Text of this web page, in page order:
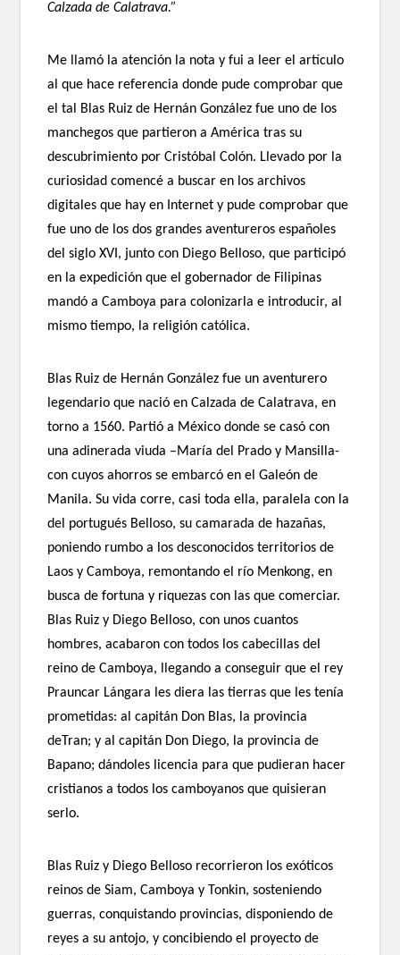
Calzada de Calatrava.”
Me llamó la atención la nota y fui a leer el artículo
al que hace referencia donde pude comprobar que
el tal Blas Ruiz de Hernán González fue uno de los
manchegos que partieron a América tras su
descubrimiento por Cristóbal Colón. Llevado por la
curiosidad comencé a buscar en los archivos
digitales que hay en Internet y pude comprobar que
fue uno de los dos grandes aventureros españoles
del siglo XVI, junto con Diego Belloso, que participó
en la expedición que el gobernador de Filipinas
mandó a Camboya para colonizarla e introducir, al
mismo tiempo, la religión católica.
Blas Ruiz de Hernán González fue un aventurero
legendario que nació en Calzada de Calatrava, en
torno a 1560. Partió a México donde se casó con
una adinerada viuda –María del Prado y Mansilla-
con cuyos ahorros se embarcó en el Galeón de
Manila. Su vida corre, casi toda ella, paralela con la
del portugués Belloso, su camarada de hazañas,
poniendo rumbo a los desconocidos territorios de
Laos y Camboya, remontando el río Menkong, en
busca de fortuna y riquezas con las que comerciar.
Blas Ruiz y Diego Belloso, con unos cuantos
hombres, acabaron con todos los cabecillas del
reino de Camboya, llegando a conseguir que el rey
Prauncar Lángara les diera las tierras que les tenía
prometidas: al capitán Don Blas, la provincia
deTran; y al capitán Don Diego, la provincia de
Bapano; dándoles licencia para que pudieran hacer
cristianos a todos los camboyanos que quisieran
serlo.
Blas Ruiz y Diego Belloso recorrieron los exóticos
reinos de Siam, Camboya y Tonkin, sosteniendo
guerras, conquistando provincias, disponiendo de
reyes a su antojo, y concibiendo el proyecto de